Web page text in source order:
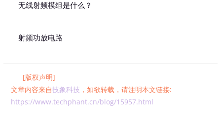
无线射频模组是什么？
射频功放电路
[版权声明]
文章内容来自技象科技 ，如欲转载，请注明本文链接:
https://www.techphant.cn/blog/15957.html